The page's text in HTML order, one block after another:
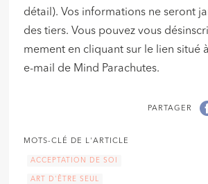
détail). Vos informations ne seront
des tiers. Vous pouvez vous
mement en cliquant sur le lien situé
e-mail de Mind Parachutes.
PARTAGER
MOTS-CLÉ DE L'ARTICLE
ACCEPTATION DE SOI
ART D'ÊTRE SEUL